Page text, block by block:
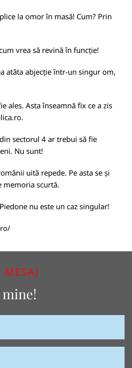
la omor în masă! Cum? Prin
vrea să revină în funcție!
atâta abjecție într-un singur om,
ales. Asta înseamnă fix ce a zis
.
sectorul 4 ar trebui să fie
Nu sunt!
uită repede. Pe asta se și
memoria scurtă.
nu este un caz singular!